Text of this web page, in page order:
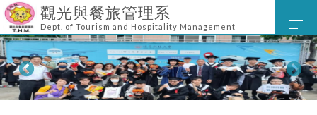
觀光與餐旅管理系
Dept. of Tourism and Hospitality Management